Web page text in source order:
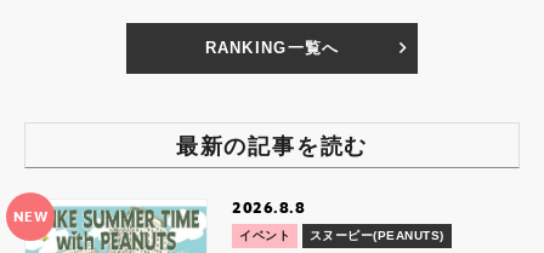
RANKING一覧へ
最新の記事を読む
NEW 2026.8.8
イベント スヌーピー(PEANUTS)